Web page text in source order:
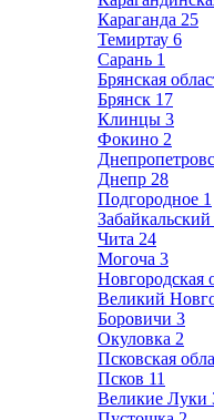
Караганда 25
Темиртау 6
Сарань 1
Брянская
Брянск 17
Клинцы 3
Фокино 2
Днепр 28
Подгородное 1
Чита 24
Могоча 3
Новгородская
Великий
Боровичи 3
Окуловка 2
Псковская
Псков 11
Великие Луки